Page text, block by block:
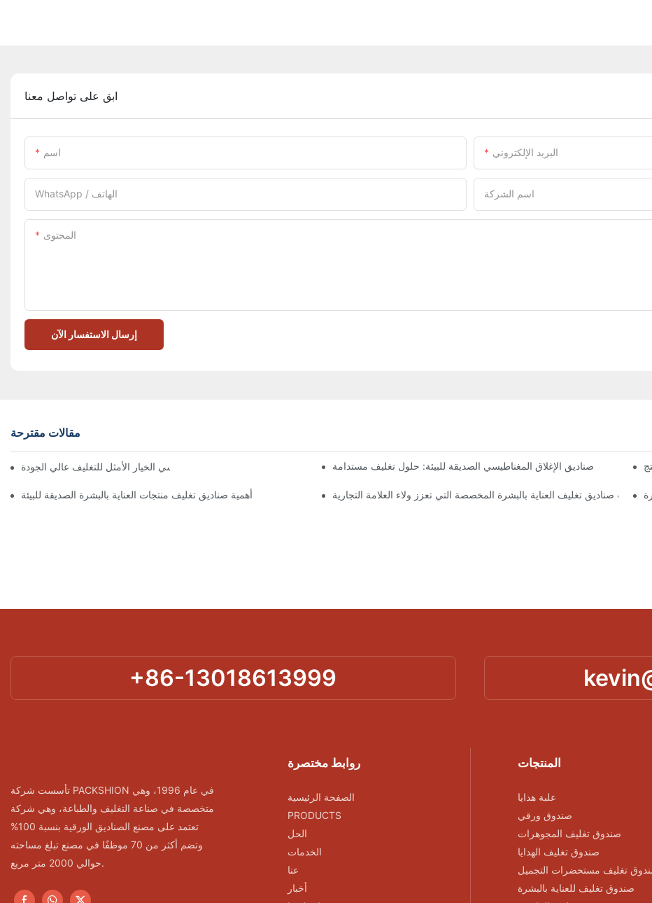
ابق على تواصل معنا
اسم البريد الإلكتروني
WhatsApp / الهاتف اسم الشركة
المحتوى
إرسال الاستفسار الآن
مقالات مقترحة
لماذا تُعدّ الصناديق ذات الإغلاق المغناطيسي الخيار الأمثل للتغليف عالي الجودة صناديق الإغلاق المغناطيسي الصديقة للبيئة: حلول تغليف مستدامة
أهمية صناديق تغليف منتجات العناية بالبشرة الصديقة للبيئة صناديق تغليف العناية بالبشرة المخصصة التي تعزز ولاء العلامة التجارية
+86-13018613999
تأسست شركة PACKSHION في عام 1996، وهي
متخصصة في صناعة التغليف والطباعة، وهي شركة
تعتمد على مصنع الصناديق الورقية بنسبة 100%
وتضم أكثر من 70 موظفًا في مصنع تبلغ مساحته
حوالي 2000 متر مربع.
روابط مختصرة
الصفحة الرئيسية
PRODUCTS
الحل
الخدمات
عنا
أخبار
المنتجات
علبة هدايا
صندوق ورقي
صندوق تغليف المجوهرات
صندوق تغليف الهدايا
تغليف مستحضرات التجميل
صندوق تغليف للعناية بالبشرة